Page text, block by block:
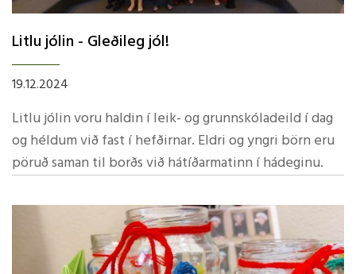
Litlu jólin - Gleðileg jól!
19.12.2024
Litlu jólin voru haldin í leik- og grunnskóladeild í dag
og héldum við fast í hefðirnar. Eldri og yngri börn eru
pöruð saman til borðs við hátíðarmatinn í hádeginu.